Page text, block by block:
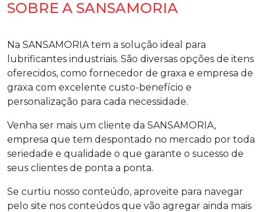
SOBRE A SANSAMORIA
Na SANSAMORIA tem a solução ideal para
lubrificantes industriais. São diversas opções de itens
oferecidos, como fornecedor de graxa e empresa de
graxa com excelente custo-benefício e
personalização para cada necessidade.
Venha ser mais um cliente da SANSAMORIA,
empresa que tem despontado no mercado por toda
seriedade e qualidade o que garante o sucesso de
seus clientes de ponta a ponta.
Se curtiu nosso conteúdo, aproveite para navegar
pelo site nos conteúdos que vão agregar ainda mais